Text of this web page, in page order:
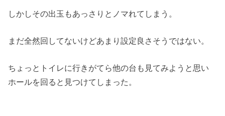
しかしその出玉もあっさりとノマれてしまう。
まだ全然回してないけどあまり設定良さそうではない。
ちょっとトイレに行きがてら他の台も見てみようと思い
ホールを回ると見つけてしまった。